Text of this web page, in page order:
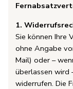
1.
Sie können Ihre
ohne Angabe
Mail) oder –
überlassen wird
widerrufen. Die